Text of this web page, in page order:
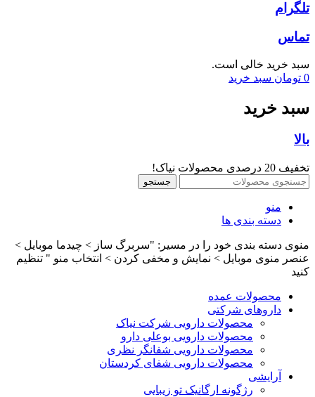
تلگرام
تماس
سبد خرید خالی است.
0 تومان سبد خرید
سبد خرید
بالا
تخفیف 20 درصدی محصولات نیاک!
جستجو
منو
دسته بندی ها
منوی دسته بندی خود را در مسیر: "سربرگ ساز > چیدما موبایل >
عنصر منوی موبایل > نمایش و مخفی کردن > انتخاب منو " تنظیم
کنید
محصولات عمده
داروهای شرکتی
محصولات دارویی شرکت نیاک
محصولات دارویی بوعلی دارو
محصولات دارویی شفانگر نظری
محصولات دارویی شفای کردستان
آرایشی
رژگونه ارگانیک تو زیبایی